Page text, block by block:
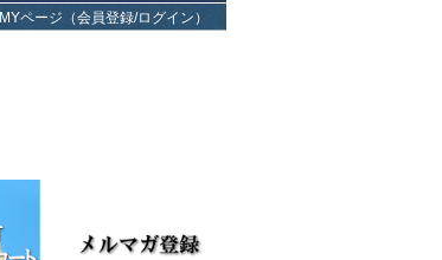
MYページ（会員登録/ログイン）